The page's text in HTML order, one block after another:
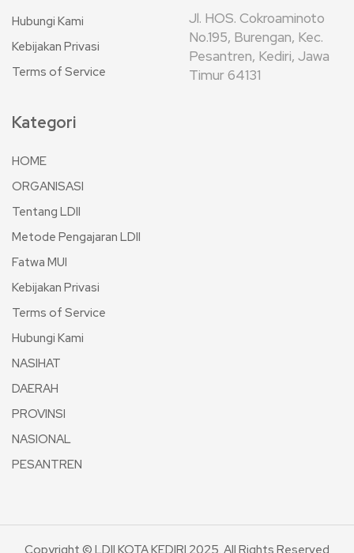
Hubungi Kami
Kebijakan Privasi
Terms of Service
Jl. HOS. Cokroaminoto
No.195, Burengan, Kec.
Pesantren, Kediri, Jawa
Timur 64131
Kategori
HOME
ORGANISASI
Tentang LDII
Metode Pengajaran LDII
Fatwa MUI
Kebijakan Privasi
Terms of Service
Hubungi Kami
NASIHAT
DAERAH
PROVINSI
NASIONAL
PESANTREN
Copyright © LDII KOTA KEDIRI 2025. All Rights Reserved